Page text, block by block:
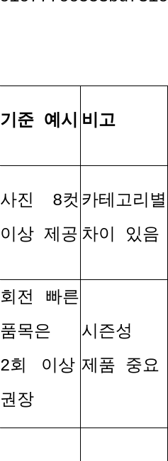
기준 예시 비고
사진 8컷
이상 제공
카테고리별
차이 있음
회전 빠른
품목은
2회 이상
권장
시즌성
제품 중요